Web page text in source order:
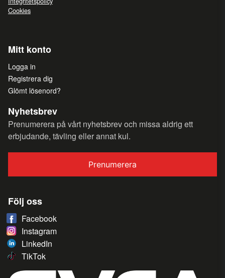
Cookies
Mitt konto
Logga in
Registrera dig
Glömt lösenord?
Nyhetsbrev
Prenumerera på vårt nyhetsbrev och missa aldrig ett
erbjudande, tävling eller annat kul.
Prenumerera
Följ oss
Facebook
Instagram
LinkedIn
TikTok